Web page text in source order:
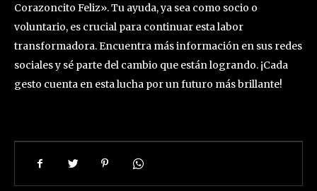
Corazoncito Feliz». Tu ayuda, ya sea como socio o
voluntario, es crucial para continuar esta labor
transformadora. Encuentra más información en sus redes
sociales y sé parte del cambio que están logrando. ¡Cada
gesto cuenta en esta lucha por un futuro más brillante!